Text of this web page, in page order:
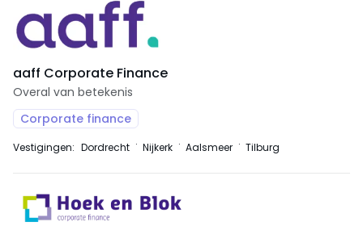
aaff Corporate Finance
Overal van betekenis
Corporate finance
Vestigingen: Dordrecht Nijkerk Aalsmeer Tilburg